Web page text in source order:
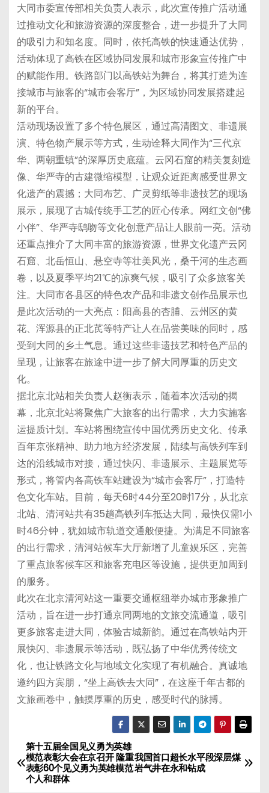
大同市委宣传部相关负责人表示，此次宣传推广活动通
过推动文化和旅游资源的深度整合，进一步提升了大同
的吸引力和知名度。同时，依托高铁的快速通达优势，
活动体现了高铁在区域协同发展和城市形象宣传推广中
的赋能作用。铁路部门以高铁站为舞台，将其打造为连
接城市与旅客的“城市会客厅”，为区域协同发展搭建起
新的平台。
活动现场设置了多个特色展区，通过高清图文、非遗展
演、特色物产展示等方式，生动诠释大同作为“三代京
华、两朝重镇”的深厚历史底蕴。云冈石窟的精美复刻造
像、华严寺的古建微缩模型，让观众近距离感受世界文
化遗产的震撼；大同布艺、广灵剪纸等非遗技艺的现场
展示，展现了古城传统手工艺的匠心传承。网红文创“佛
小伴”、华严寺鸱吻等文化创意产品让人眼前一亮。活动
还重点推介了大同丰富的旅游资源，世界文化遗产云冈
石窟、北岳恒山、悬空寺等壮美风光，桑干河的生态画
卷，以及夏季平均21℃的凉爽气候，吸引了众多旅客关
注。大同市各县区的特色农产品和非遗文创作品展示也
是此次活动的一大亮点：阳高县的杏脯、云州区的黄
花、浑源县的正北芪等特产让人在品尝美味的同时，感
受到大同的乡土气息。通过这些非遗技艺和特色产品的
呈现，让旅客在旅途中进一步了解大同厚重的历史文
化。
据北京北站相关负责人赵衡表示，随着本次活动的揭
幕，北京北站将聚焦广大旅客的出行需求，大力实施客
运提质计划。车站将围绕宣传中国优秀历史文化、传承
百年京张精神、助力地方经济发展，陆续与高铁列车到
达的沿线城市对接，通过快闪、非遗展示、主题展览等
形式，将管内各高铁车站建设为“城市会客厅”，打造特
色文化车站。目前，每天6时44分至20时17分，从北京
北站、清河站共有35趟高铁列车抵达大同，最快仅需1小
时46分钟，犹如城市轨道交通般便捷。为满足不同旅客
的出行需求，清河站候车大厅新增了儿童娱乐区，完善
了重点旅客候车区和旅客充电区等设施，提供更加周到
的服务。
此次在北京清河站这一重要交通枢纽举办城市形象推广
活动，旨在进一步打通京同两地的文旅交流通道，吸引
更多旅客走进大同，体验古城新韵。通过在高铁站内开
展快闪、非遗展示等活动，既弘扬了中华优秀传统文
化，也让铁路文化与地域文化实现了有机融合。真诚地
邀约四方宾朋，“坐上高铁去大同”，在这座千年古都的
文旅画卷中，触摸厚重的历史，感受时代的脉搏。
文
章
我国首口超长水平段深层煤
岩气井在永和钻成
第十五届全国见义勇为英雄
模范表彰大会在京召开 隆重
表彰60个见义勇为英雄模范
个人和群体